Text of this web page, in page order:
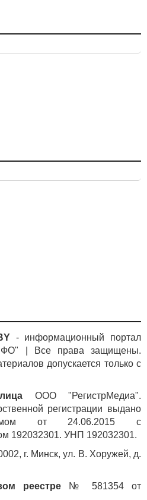
- информационный портал
| Все права защищены.
допускается только с
ООО "РегистрМедиа".
регистрации выдано
от 24.06.2015 с
192032301. УНП 192032301.
г. Минск, ул. В. Хоружей, д.
реестре № 581354 от